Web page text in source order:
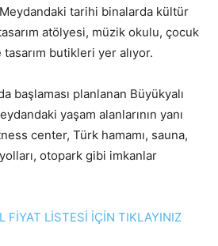
Meydandaki tarihi binalarda kültür
atölyesi, müzik okulu, çocuk
butikleri yer alıyor.
başlaması planlanan Büyükyalı
yaşam alanlarının yanı
center, Türk hamamı, sauna,
otopark gibi imkanlar
FİYAT LİSTESİ İÇİN TIKLAYINIZ